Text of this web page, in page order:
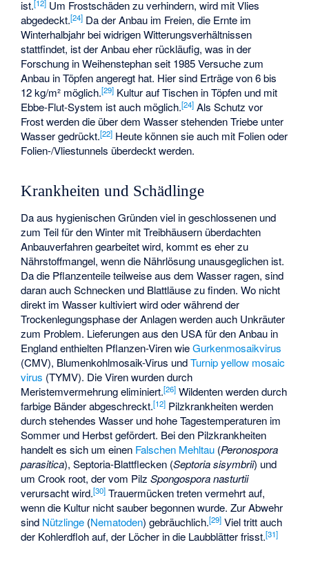
ist.[12] Um Frostschäden zu verhindern, wird mit Vlies
abgedeckt.[24] Da der Anbau im Freien, die Ernte im
Winterhalbjahr bei widrigen Witterungsverhältnissen
stattfindet, ist der Anbau eher rückläufig, was in der
Forschung in Weihenstephan seit 1985 Versuche zum
Anbau in Töpfen angeregt hat. Hier sind Erträge von 6 bis
12 kg/m² möglich.[29] Kultur auf Tischen in Töpfen und mit
Ebbe-Flut-System ist auch möglich.[24] Als Schutz vor
Frost werden die über dem Wasser stehenden Triebe unter
Wasser gedrückt.[22] Heute können sie auch mit Folien oder
Folien-/Vliestunnels überdeckt werden.
Krankheiten und Schädlinge
Da aus hygienischen Gründen viel in geschlossenen und
zum Teil für den Winter mit Treibhäusern überdachten
Anbauverfahren gearbeitet wird, kommt es eher zu
Nährstoffmangel, wenn die Nährlösung unausgeglichen ist.
Da die Pflanzenteile teilweise aus dem Wasser ragen, sind
daran auch Schnecken und Blattläuse zu finden. Wo nicht
direkt im Wasser kultiviert wird oder während der
Trockenlegungsphase der Anlagen werden auch Unkräuter
zum Problem. Lieferungen aus den USA für den Anbau in
England enthielten Pflanzen-Viren wieGurkenmosaikvirus
(CMV), Blumenkohlmosaik-Virus undTurnip yellow mosaic
virus (TYMV). Die Viren wurden durch
Meristemvermehrung eliminiert.[26] Wildenten werden durch
farbige Bänder abgeschreckt.[12] Pilzkrankheiten werden
durch stehendes Wasser und hohe Tagestemperaturen im
Sommer und Herbst gefördert. Bei den Pilzkrankheiten
handelt es sich um einen Falschen Mehltau (Peronospora
parasitica), Septoria-Blattflecken (Septoria sisymbrii) und
um Crook root, der vom PilzSpongospora nasturtii
verursacht wird.[30] Trauermückentreten vermehrt auf,
wenn die Kultur nicht sauber begonnen wurde. Zur Abwehr
sind Nützlinge (Nematoden) gebräuchlich.[29] Viel tritt auch
der Kohlerdflohauf, der Löcher in die Laubblätter frisst.[31]